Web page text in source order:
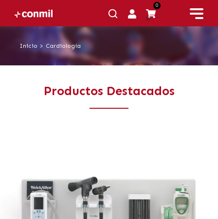
0
$0
Inicio > Cardiología
Productos Destacados